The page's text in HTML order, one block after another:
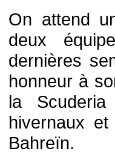
On attend
deux
dernières
honneur à
la
hivernaux
Bahreïn.